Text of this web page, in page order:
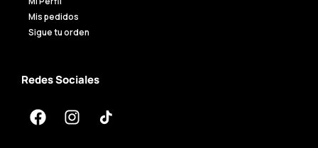
Mis pedidos
Sigue tu orden
Redes Sociales